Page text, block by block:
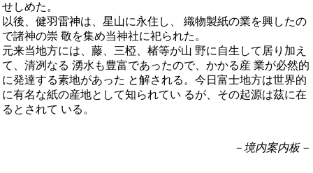
せしめた。
以後、健羽雷神は、星山に永住し、 織物製紙の業を興したの
で諸神の崇 敬を集め当神社に祀られた。
元来当地方には、藤、三椏、楮等が山 野に自生して居り加え
て、清冽なる 湧水も豊富であったので、かかる産 業が必然的
に発達する素地があった と解される。今日富士地方は世界的
に有名な紙の産地として知られてい るが、その起源は茲に在
るとされて いる。
－境内案内板－